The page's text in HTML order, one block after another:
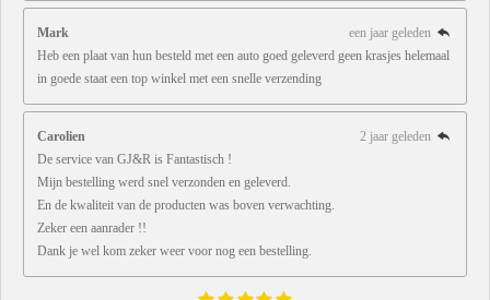
Mark
een jaar geleden
Heb een plaat van hun besteld met een auto goed geleverd geen krasjes helemaal
in goede staat een top winkel met een snelle verzending
Carolien
2 jaar geleden
De service van GJ&R is Fantastisch !
Mijn bestelling werd snel verzonden en geleverd.
En de kwaliteit van de producten was boven verwachting.
Zeker een aanrader !!
Dank je wel kom zeker weer voor nog een bestelling.
S